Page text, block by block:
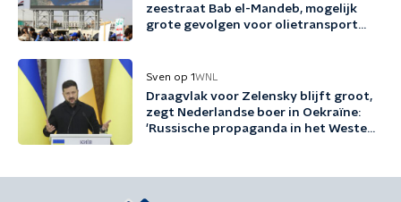
zeestraat Bab el-Mandeb, mogelijk
grote gevolgen voor olietransport
Sven op 1WNL
Draagvlak voor Zelensky blijft groot,
zegt Nederlandse boer in Oekraïne:
'Russische propaganda in het Westen